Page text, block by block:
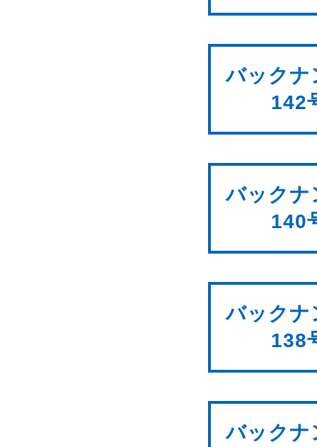
バックナ
142
バックナ
140
バックナ
138
バックナ